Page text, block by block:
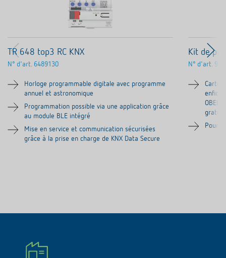
TR 648 top3 RC KNX
N° d'art. 6489130
Horloge programmable digitale avec programme
annuel et astronomique
Programmation possible via une application grâce
au module BLE intégré
Mise en service et communication sécurisées
grâce à la prise en charge de KNX Data Secure
Kit de
N° d'art.
Carte
Pour